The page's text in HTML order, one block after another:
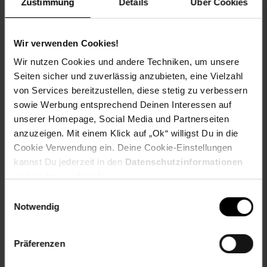
Wir verwenden Cookies!
Wir nutzen Cookies und andere Techniken, um unsere
Seiten sicher und zuverlässig anzubieten, eine Vielzahl
von Services bereitzustellen, diese stetig zu verbessern
sowie Werbung entsprechend Deinen Interessen auf
unserer Homepage, Social Media und Partnerseiten
anzuzeigen. Mit einem Klick auf „Ok“ willigst Du in die
Cookie Verwendung ein. Deine Cookie-Einstellungen
kannst Du jederzeit in den Datenschutzinformationen
Notwendig
Präferenzen
Sound, mit Räder, sattelförmiger Sitz, Holzgriffe Plüsch:
Lieferumfang enthalten
Basis: Birkenholz
Maße Versandkarton: L 61 x B 47 x H 25 cm
Versandgewicht: 3,54 kg
EU-Verantwortlicher:Chipolino Ltd., Dimitrina
AtanasovaGolyamokonarsko shosse
Str.14202TzaratzovoBulgarienexport@chipolino.com
EAN: 3800931061173